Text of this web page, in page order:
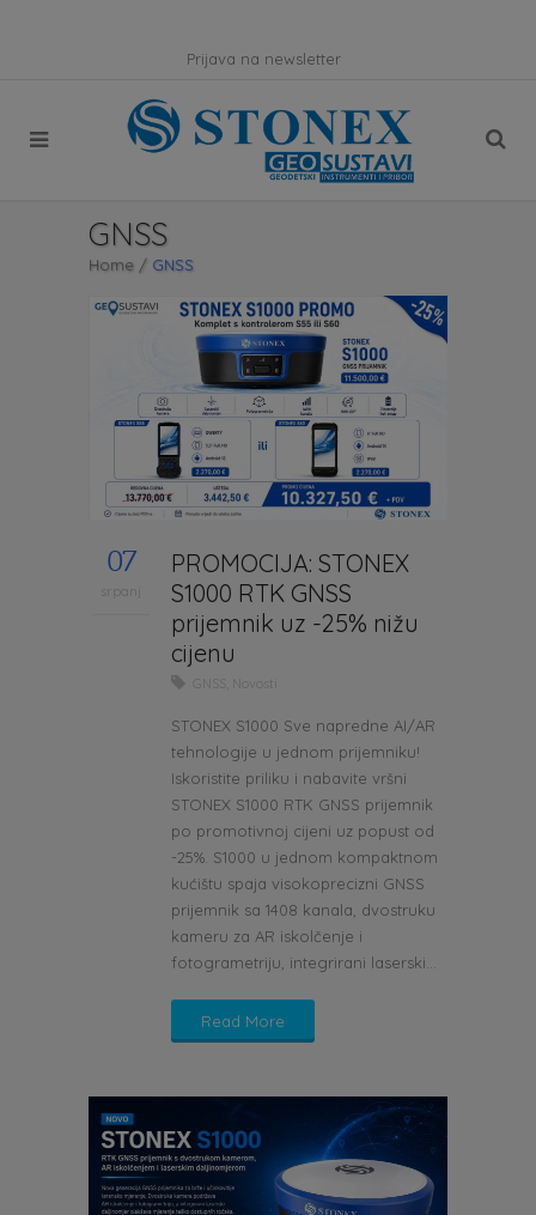
Prijava na newsletter
GNSS
Home / GNSS
07
srpanj
PROMOCIJA: STONEX
S1000 RTK GNSS
prijemnik uz -25% nižu
cijenu
Novosti
STONEX S1000 Sve napredne AI/AR
tehnologije u jednom prijemniku!
Iskoristite priliku i nabavite vršni
STONEX S1000 RTK GNSS prijemnik
po promotivnoj cijeni uz popust od
-25%. S1000 u jednom kompaktnom
kućištu spaja visokoprecizni GNSS
prijemnik sa 1408 kanala, dvostruku
kameru za AR iskolčenje i
fotogrametriju, integrirani laserski...
Read More